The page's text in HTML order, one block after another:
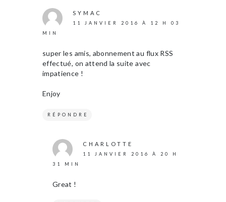
SYMAC
11 JANVIER 2016 À 12 H 03
MIN
super les amis, abonnement au flux RSS
effectué, on attend la suite avec
impatience !
Enjoy
RÉPONDRE
CHARLOTTE
11 JANVIER 2016 À 20 H
31 MIN
Great !